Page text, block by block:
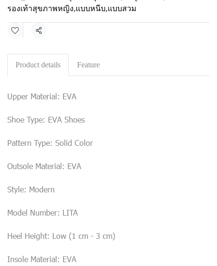
รองเท้าสุขภาพหญิง,แบบหนีบ,แบบสวม
Share
Product details Feature
Upper Material: EVA
Shoe Type: EVA Shoes
Pattern Type: Solid Color
Outsole Material: EVA
Style: Modern
Model Number: LITA
Heel Height: Low (1 cm - 3 cm)
Insole Material: EVA